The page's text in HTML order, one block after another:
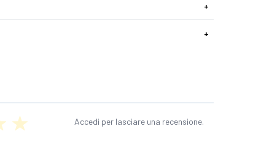
+
+
Accedi per lasciare una recensione.